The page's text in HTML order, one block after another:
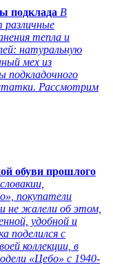
подклада В
различные
тепла и
натуральную
мех из
подкладочного
Рассмотрим
обуви прошлого
покупатели
не жалели об этом,
удобной и
поделился с
коллекции, в
«Цебо» с 1940-